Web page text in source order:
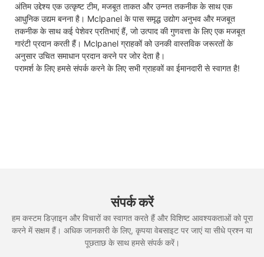
अंतिम उद्देश्य एक उत्कृष्ट टीम, मजबूत ताकत और उन्नत तकनीक के साथ एक
आधुनिक उद्यम बनना है। Mclpanel के पास समृद्ध उद्योग अनुभव और मजबूत
तकनीक के साथ कई पेशेवर प्रतिभाएं हैं, जो उत्पाद की गुणवत्ता के लिए एक मजबूत
गारंटी प्रदान करती हैं। Mclpanel ग्राहकों को उनकी वास्तविक जरूरतों के
अनुसार उचित समाधान प्रदान करने पर जोर देता है।
परामर्श के लिए हमसे संपर्क करने के लिए सभी ग्राहकों का ईमानदारी से स्वागत है!
संपर्क करें
हम कस्टम डिज़ाइन और विचारों का स्वागत करते हैं और विशिष्ट आवश्यकताओं को पूरा
करने में सक्षम हैं। अधिक जानकारी के लिए, कृपया वेबसाइट पर जाएं या सीधे प्रश्न या
पूछताछ के साथ हमसे संपर्क करें।